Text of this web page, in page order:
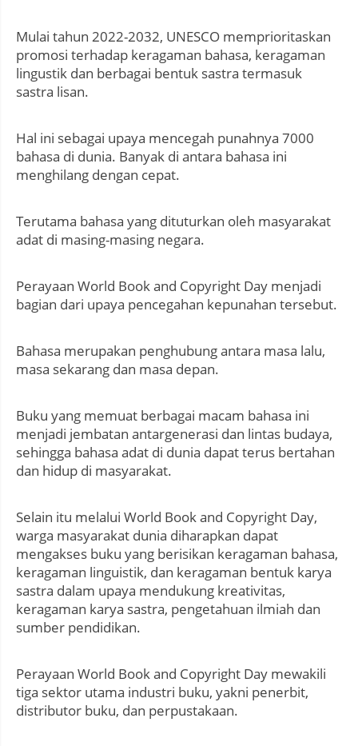
Mulai tahun 2022-2032, UNESCO memprioritaskan
promosi terhadap keragaman bahasa, keragaman
lingustik dan berbagai bentuk sastra termasuk
sastra lisan.
Hal ini sebagai upaya mencegah punahnya 7000
bahasa di dunia. Banyak di antara bahasa ini
menghilang dengan cepat.
Terutama bahasa yang dituturkan oleh masyarakat
adat di masing-masing negara.
Perayaan World Book and Copyright Day menjadi
bagian dari upaya pencegahan kepunahan tersebut.
Bahasa merupakan penghubung antara masa lalu,
masa sekarang dan masa depan.
Buku yang memuat berbagai macam bahasa ini
menjadi jembatan antargenerasi dan lintas budaya,
sehingga bahasa adat di dunia dapat terus bertahan
dan hidup di masyarakat.
Selain itu melalui World Book and Copyright Day,
warga masyarakat dunia diharapkan dapat
mengakses buku yang berisikan keragaman bahasa,
keragaman linguistik, dan keragaman bentuk karya
sastra dalam upaya mendukung kreativitas,
keragaman karya sastra, pengetahuan ilmiah dan
sumber pendidikan.
Perayaan World Book and Copyright Day mewakili
tiga sektor utama industri buku, yakni penerbit,
distributor buku, dan perpustakaan.